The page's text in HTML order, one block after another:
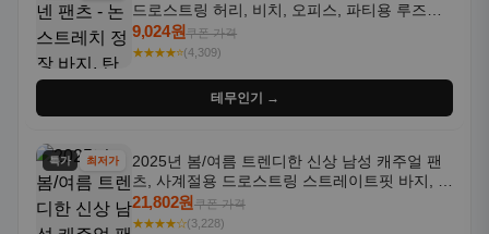
드로스트링 허리, 비치, 오피스, 파티용 루즈핏
트라우저 - 세탁기 사용 가능한 캐주얼 정장 의
상
9,024원쿠폰 가격
★★★★⭐(4,309)
테무인기 →
특가 최저가
2025년 봄/여름 트렌디한 신상 남성 캐주얼 팬
츠, 사계절용 드로스트링 스트레이트핏 바지, 한
국 스타일, 활용도 높은 아웃도어 및 정장용, 발
목 바지
21,802원쿠폰 가격
★★★★☆(3,228)